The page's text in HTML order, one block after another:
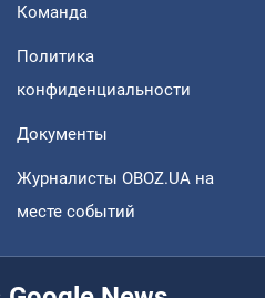
Команда
Политика
конфиденциальности
Документы
Журналисты OBOZ.UA на
месте событий